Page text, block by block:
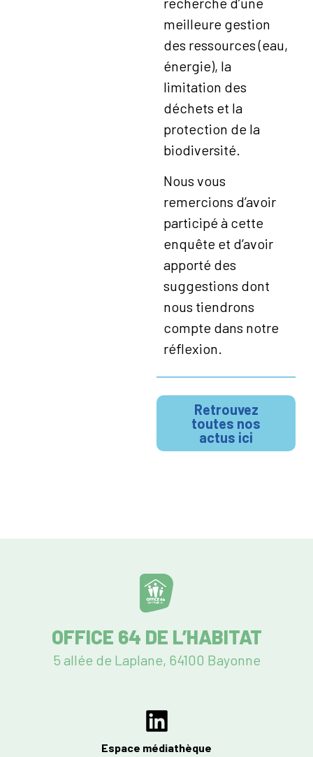
meilleure gestion
des ressources (eau,
énergie), la
limitation des
déchets et la
protection de la
biodiversité.
Nous vous
remercions d’avoir
participé à cette
enquête et d’avoir
apporté des
suggestions dont
nous tiendrons
compte dans notre
réflexion.
Retrouvez
toutes nos
actus ici
OFFICE 64 DE L’HABITAT
5 allée de Laplane, 64100 Bayonne
Espace médiathèque